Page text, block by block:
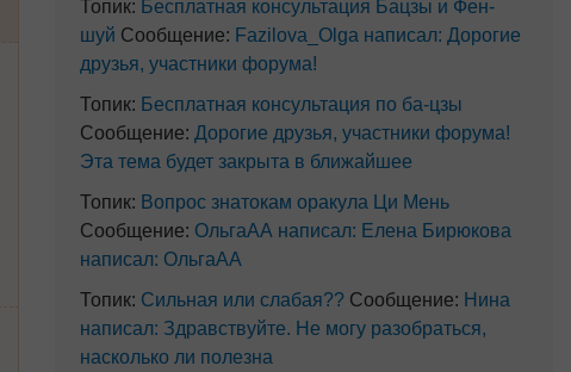
Топик: Бесплатная консультация Бацзы и Фен-
шуй Сообщение: Fazilova_Olga написал: Дорогие
друзья, участники форума!
Топик: Бесплатная консультация по ба-цзы
Сообщение: Дорогие друзья, участники форума!
Эта тема будет закрыта в ближайшее
Топик: Вопрос знатокам оракула Ци Мень
Сообщение: ОльгаАА написал: Елена Бирюкова
написал: ОльгаАА
Топик: Сильная или слабая?? Сообщение: Нина
написал: Здравствуйте. Не могу разобраться,
насколько ли полезна